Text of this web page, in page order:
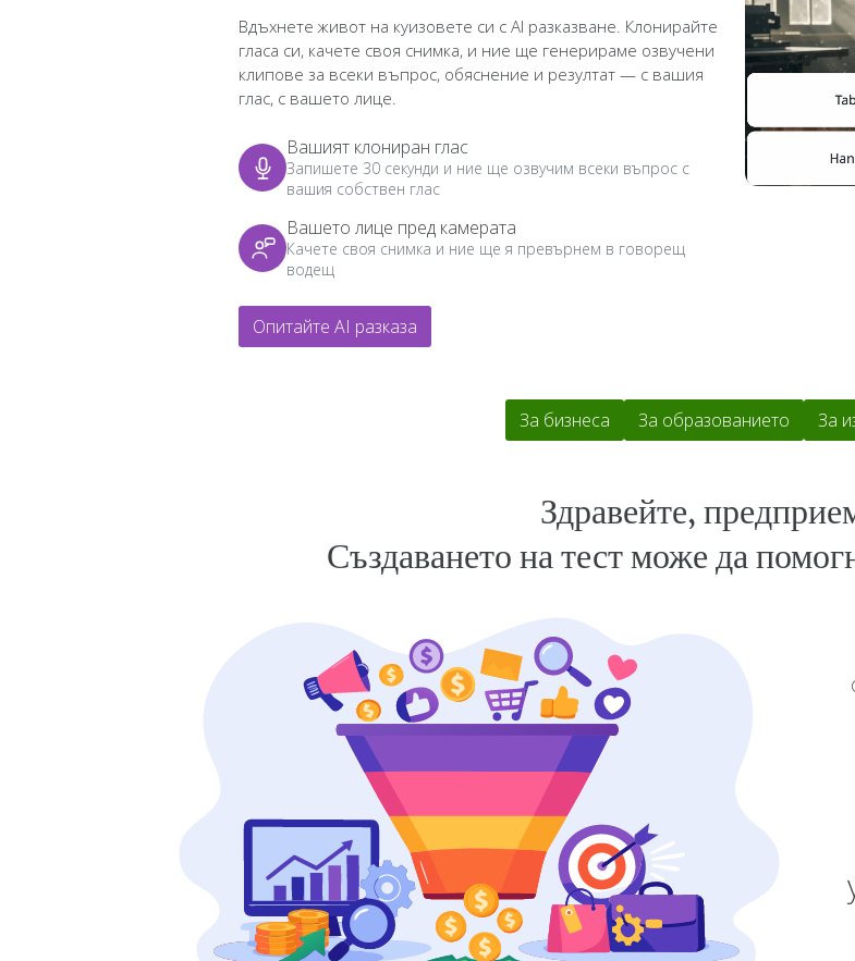
Вдъхнете живот на куизовете си с AI разказване. Клонирайте
гласа си, качете своя снимка, и ние ще генерираме озвучени
клипове за всеки въпрос, обяснение и резултат — с вашия
глас, с вашето лице.
Вашият клониран глас
Запишете 30 секунди и ние ще озвучим всеки въпрос с
вашия собствен глас
Вашето лице пред камерата
Качете своя снимка и ние ще я превърнем в говорещ
водещ
Опитайте AI разказа
За бизнеса За образованието За
Здравейте,
Създаването на тест може да